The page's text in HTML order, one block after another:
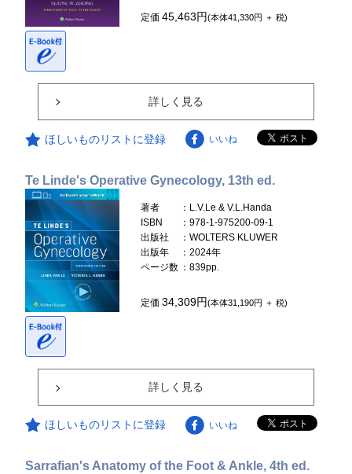
定価45,463円(本体41,330円 ＋ 税)
詳しく見る
ほしいものリストに登録 いいね
Te Linde's Operative Gynecology, 13th ed.
著者
：L.V.Le & V.L.Handa
ISBN
：978-1-975200-09-1
出版社
：WOLTERS KLUWER
出版年
：2024年
ページ数 ：839pp.
定価34,309円(本体31,190円 ＋ 税)
詳しく見る
ほしいものリストに登録 いいね
Sarrafian's Anatomy of the Foot & Ankle, 4th ed.